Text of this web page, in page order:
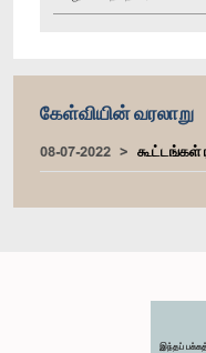
கேள்வியின் வரலாறு
08-07-2022 கூட்டங்கள்
இந்தப்